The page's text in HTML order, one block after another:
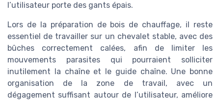
l’utilisateur porte des gants épais.
Lors de la préparation de bois de chauffage, il reste
essentiel de travailler sur un chevalet stable, avec des
bûches correctement calées, afin de limiter les
mouvements parasites qui pourraient solliciter
inutilement la chaîne et le guide chaîne. Une bonne
organisation de la zone de travail, avec un
dégagement suffisant autour de l’utilisateur, améliore